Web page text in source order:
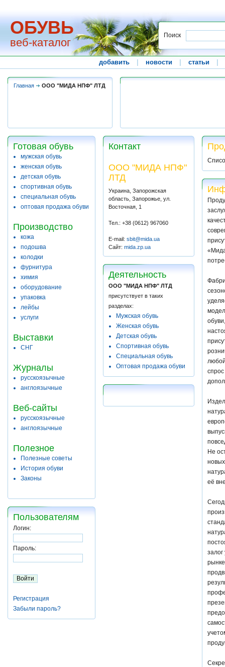
ОБУВЬ
веб-каталог
Поиск
добавить новости статьи
Главная ООО "МИДА НПФ" ЛТД
Готовая обувь
мужская обувь
женская обувь
детская обувь
спортивная обувь
специальная обувь
оптовая продажа обуви
Производство
кожа
подошва
колодки
фурнитура
химия
оборудование
упаковка
лейбы
услуги
Выставки
СНГ
Журналы
русскоязычные
англоязычные
Веб-сайты
русскоязычные
англоязычные
Полезное
Полезные советы
История обуви
Законы
Пользователям
Логин:
Пароль:
Регистрация
Забыли пароль?
Контакт
ООО "МИДА НПФ"
ЛТД
Украина, Запорожская
область, Запорожье, ул.
Восточная, 1
Тел.: +38 (0612) 967060
E-mail: sbit@mida.ua
Сайт: mida.zp.ua
Деятельность
ООО "МИДА НПФ" ЛТД
присутствует в таких
разделах:
Мужская обувь
Женская обувь
Детская обувь
Спортивная обувь
Специальная обувь
Оптовая продажа обуви
Не
её